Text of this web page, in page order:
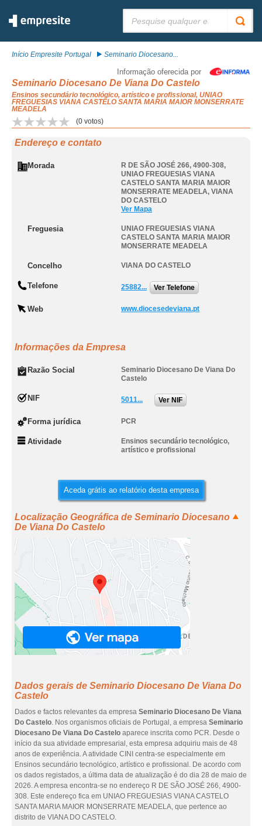
Início Empresite Portugal Seminario Diocesano...
Informação oferecida por
Seminario Diocesano De Viana Do Castelo
Ensinos secundário tecnológico, artístico e profissional, UNIAO
FREGUESIAS VIANA CASTELO SANTA MARIA MAIOR MONSERRATE
MEADELA
(0 votos)
Endereço e contato
Morada R DE SÃO JOSÉ 266, 4900-308,
UNIAO FREGUESIAS VIANA
CASTELO SANTA MARIA MAIOR
MONSERRATE MEADELA, VIANA
DO CASTELO
Ver Mapa
Freguesia
UNIAO FREGUESIAS VIANA
CASTELO SANTA MARIA MAIOR
MONSERRATE MEADELA
Concelho VIANA DO CASTELO
Telefone 25882... Ver Telefone
Web www.diocesedeviana.pt
Informações da Empresa
Razão Social
Seminario Diocesano De Viana Do
Castelo
NIF 5011... Ver NIF
Forma jurídica PCR
Atividade
Ensinos secundário tecnológico,
artístico e profissional
Aceda grátis ao relatório desta empresa
Localização Geográfica de Seminario Diocesano
De Viana Do Castelo
Dados gerais de Seminario Diocesano De Viana Do
Castelo
Dados e factos relevantes da empresa Seminario Diocesano De Viana
Do Castelo. Nos organismos oficiais de Portugal, a empresa Seminario
Diocesano De Viana Do Castelo aparece inscrita como PCR. Desde o
início da sua atividade empresarial, esta empresa adquiriu mais de 48
anos de experiência. A atividade CINI centra-se especialmente em
Ensinos secundário tecnológico, artístico e profissional. De acordo com
os dados registados, a última data de atualização é do dia 28 de maio de
2026. A empresa encontra-se no endereço R DE SÃO JOSÉ 266, 4900-
308. Este endereço fica em UNIAO FREGUESIAS VIANA CASTELO
SANTA MARIA MAIOR MONSERRATE MEADELA, que pertence ao
distrito de VIANA DO CASTELO.